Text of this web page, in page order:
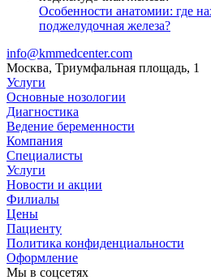
Особенности анатомии: где
поджелудочная железа?
info@kmmedcenter.com
Москва, Триумфальная площадь, 1
Услуги
Основные нозологии
Диагностика
Ведение беременности
Компания
Специалисты
Услуги
Новости и акции
Филиалы
Цены
Пациенту
Политика конфиденциальности
Оформление
Мы в соцсетях